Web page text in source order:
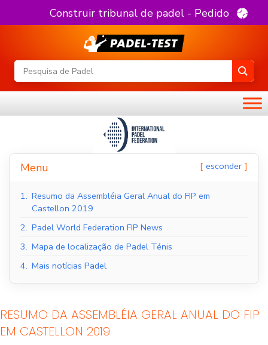
Construir tribunal de padel - Pedido
Menu esconder
1. Resumo da Assembléia Geral Anual do FIP em
Castellon 2019
2. Padel World Federation FIP News
3. Mapa de localização de Padel Ténis
4. Mais notícias Padel
RESUMO DA ASSEMBLÉIA GERAL ANUAL DO FIP
EM CASTELLON 2019